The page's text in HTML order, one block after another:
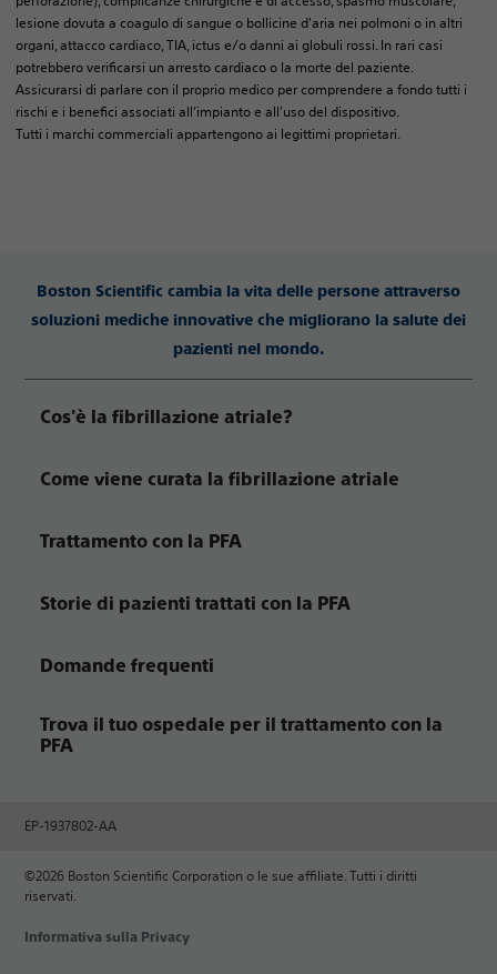
lesione dovuta a coagulo di sangue o bollicine d'aria nei polmoni o in altri
organi, attacco cardiaco, TIA, ictus e/o danni ai globuli rossi. In rari casi
potrebbero verificarsi un arresto cardiaco o la morte del paziente.
Assicurarsi di parlare con il proprio medico per comprendere a fondo tutti i
rischi e i benefici associati all’impianto e all'uso del dispositivo.
Tutti i marchi commerciali appartengono ai legittimi proprietari.
Boston Scientific cambia la vita delle persone attraverso
soluzioni mediche innovative che migliorano la salute dei
pazienti nel mondo.
Cos'è la fibrillazione atriale?
Come viene curata la fibrillazione atriale
Trattamento con la PFA
Storie di pazienti trattati con la PFA
Domande frequenti
Trova il tuo ospedale per il trattamento con la
PFA
EP-1937802-AA
©2026 Boston Scientific Corporation o le sue affiliate. Tutti i diritti
riservati.
Informativa sulla Privacy